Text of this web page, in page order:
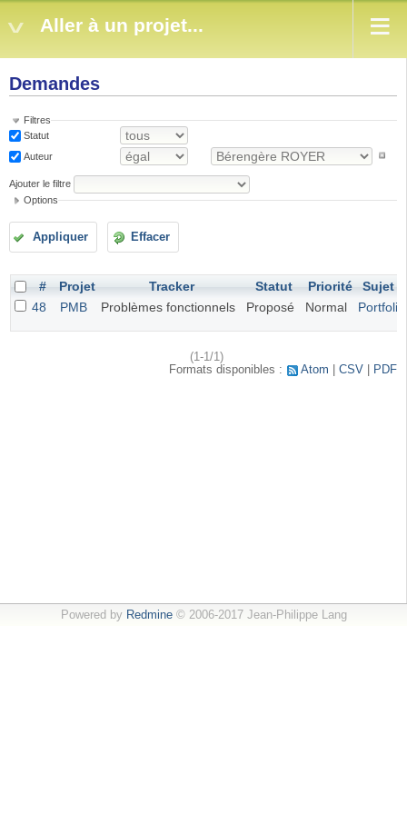
Aller à un projet...
Demandes
Filtres
Statut
Auteur
Ajouter le filtre
Options
Appliquer Effacer
# Projet Tracker Statut Priorité
Sujet
48
PMB Problèmes fonctionnels Proposé Normal Portfolio
(1-1/1)
Formats disponibles :
Atom CSV PDF
Powered by Redmine© 2006-2017 Jean-Philippe Lang